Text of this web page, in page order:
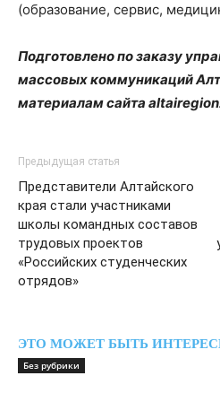
(образование, сервис,
Подготовлено по заказу
массовых коммуникаций
материалам сайта
Предыдущая статья
Представители Алтайского
края стали участниками
школы командных составов
трудовых проектов
«Российских студенческих
отрядов»
ЭТО МОЖЕТ БЫТЬ
Без рубрики